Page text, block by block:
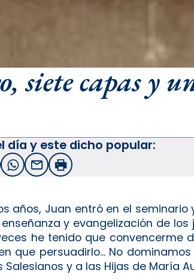
siete capas y
día y este dicho popular:
Twitter
WhatsApp
EmailImprimir
años, Juan entró en el
y evangelización de
he tenido que
que persuadirlo... No
y a las Hijas de María